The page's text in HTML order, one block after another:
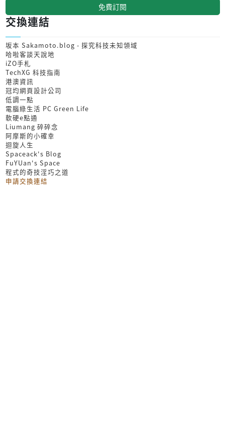
免費訂閱
交換連結
坂本 Sakamoto.blog - 探究科技未知領域
哈啦客談天說地
iZO手札
TechXG 科技指南
港澳資訊
冠均網頁設計公司
低調一點
電腦綠生活 PC Green Life
軟硬e點通
Liumang 碎碎念
阿摩斯的小確幸
迴旋人生
Spaceack's Blog
FuYUan's Space
程式的奇技淫巧之道
申請交換連結